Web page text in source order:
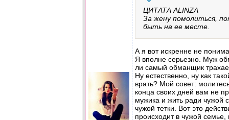
ЦИТАТА ALINZA
За жену помолиться,
быть на ее месте.
А я вот искренне не
Я вполне серьезно. Муж
ли самый обманщик
Ну естественно, ну как
врать? Мой совет:
конца своих дней вам не
мужика и жить ради чужой
чужой тетки. Вот это
происходит в чужой